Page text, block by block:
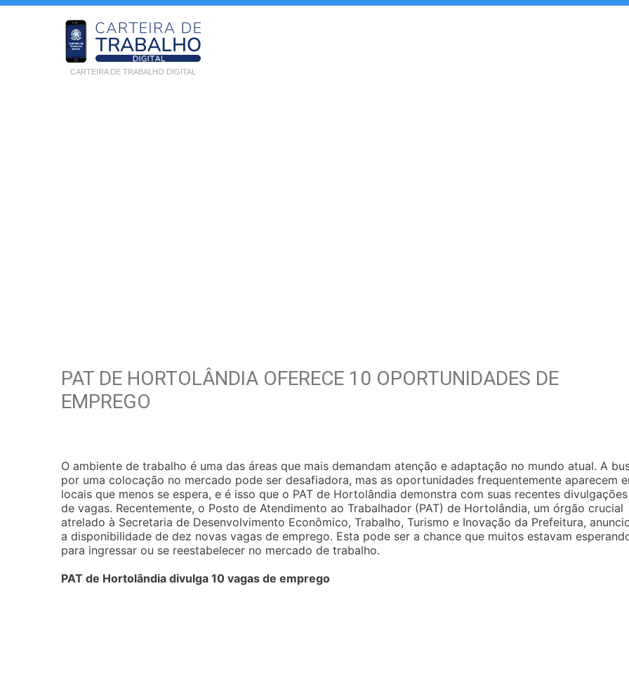
CARTEIRA DE TRABALHO DIGITAL
PAT DE HORTOLÂNDIA OFERECE 10 OPORTUNIDADES DE
EMPREGO
O ambiente de trabalho é uma das áreas que mais demandam atenção e adaptação no mundo atual. A
por uma colocação no mercado pode ser desafiadora, mas as oportunidades frequentemente aparecem
locais que menos se espera, e é isso que o PAT de Hortolândia demonstra com suas recentes divulgações
de vagas. Recentemente, o Posto de Atendimento ao Trabalhador (PAT) de Hortolândia, um órgão crucial
atrelado à Secretaria de Desenvolvimento Econômico, Trabalho, Turismo e Inovação da Prefeitura,
a disponibilidade de dez novas vagas de emprego. Esta pode ser a chance que muitos estavam
para ingressar ou se reestabelecer no mercado de trabalho.
PAT de Hortolândia divulga 10 vagas de emprego